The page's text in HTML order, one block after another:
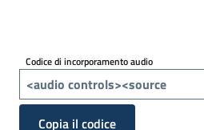
Codice di incorporamento audio
Copia il codice